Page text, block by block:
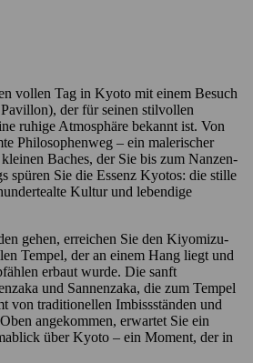
vollen Tag in Kyoto mit einem Besuch
der für seinen stilvollen
ruhige Atmosphäre bekannt ist. Von
Philosophenweg – ein malerischer
Baches, der Sie bis zum Nanzen-
spüren Sie die Essenz Kyotos: die stille
Kultur und lebendige
gehen, erreichen Sie den Kiyomizu-
Tempel, der an einem Hang liegt und
erbaut wurde. Die sanft
und Sannenzaka, die zum Tempel
von traditionellen Imbissständen und
angekommen, erwartet Sie ein
über Kyoto – ein Moment, der in